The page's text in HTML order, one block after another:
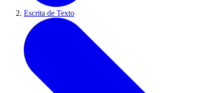
Escrita de Texto